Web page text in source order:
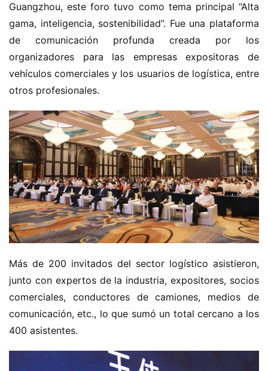
Guangzhou, este foro tuvo como tema principal “Alta
gama, inteligencia, sostenibilidad”. Fue una plataforma
de comunicación profunda creada por los
organizadores para las empresas expositoras de
vehículos comerciales y los usuarios de logística, entre
otros profesionales.
Más de 200 invitados del sector logístico asistieron,
junto con expertos de la industria, expositores, socios
comerciales, conductores de camiones, medios de
comunicación, etc., lo que sumó un total cercano a los
400 asistentes.